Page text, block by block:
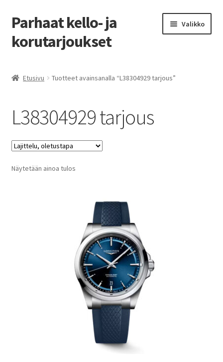
Siirry
navigointiin
Siirry
sisältöön
Parhaat kello- ja
korutarjoukset
Valikko
Etusivu Tuotteet avainsanalla “L38304929 tarjous”
L38304929 tarjous
Näytetään ainoa tulos